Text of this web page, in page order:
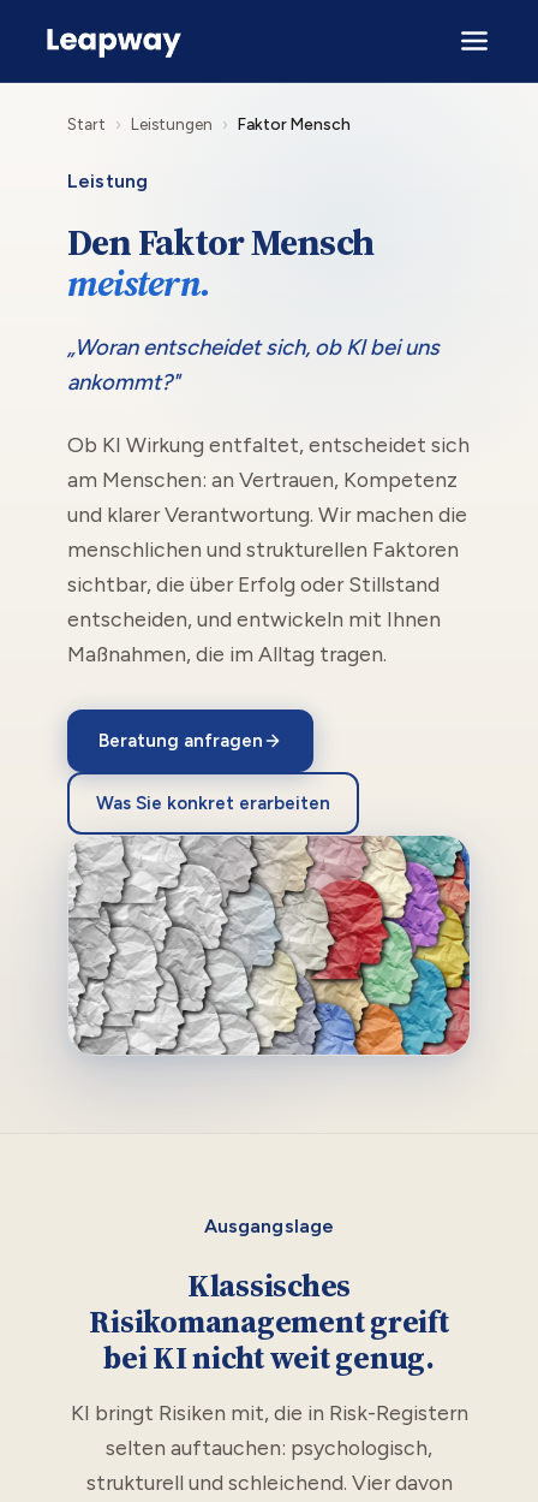
Start › Leistungen › Faktor Mensch
Leistung
Den Faktor Mensch
meistern.
„Woran entscheidet sich, ob KI bei uns
ankommt?"
Ob KI Wirkung entfaltet, entscheidet sich
am Menschen: an Vertrauen, Kompetenz
und klarer Verantwortung. Wir machen die
menschlichen und strukturellen Faktoren
sichtbar, die über Erfolg oder Stillstand
entscheiden, und entwickeln mit Ihnen
Maßnahmen, die im Alltag tragen.
Beratung anfragen
Was Sie konkret erarbeiten
Ausgangslage
Klassisches
Risikomanagement greift
bei KI nicht weit genug.
KI bringt Risiken mit, die in Risk-Registern
selten auftauchen: psychologisch,
strukturell und schleichend. Vier davon